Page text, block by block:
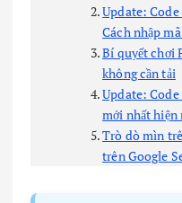
Update:
Cách nhập
Bí quyết chơi
không cần tải
Update:
mới nhất hiện
Trò dò mìn
trên Google